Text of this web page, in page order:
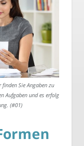
Sie Angaben zu
Aufgaben und es erfolgt
(#01)